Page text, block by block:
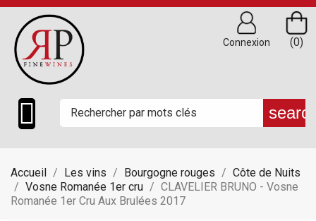

(0)
Connexion
Accueil Les vins Bourgogne rouges
Côte de Nuits
Vosne Romanée 1er cru
CLAVELIER BRUNO - Vosne
Romanée 1er Cru Aux Brulées 2017